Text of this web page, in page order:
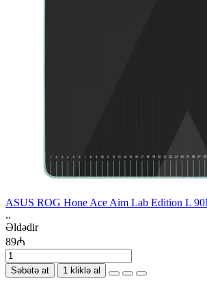
ASUS ROG Hone Ace Aim Lab Edition L
..
Əldədir
89₼
Səbətə at 1 kliklə al